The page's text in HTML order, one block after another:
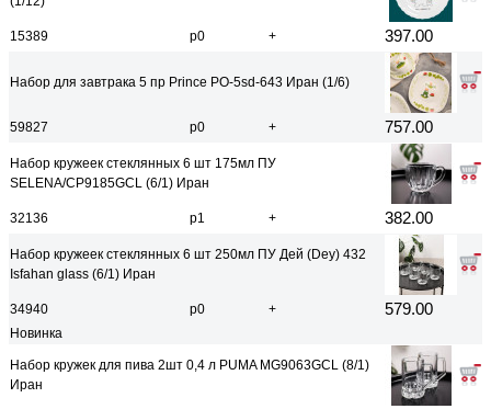
15389 р0 + 397.00
Набор для завтрака 5 пр Prince PO-5sd-643 Иран (1/6)
59827 р0 + 757.00
Набор кружеек стеклянных 6 шт 175мл ПУ
SELENA/CP9185GCL (6/1) Иран
32136 р1 + 382.00
Набор кружеек стеклянных 6 шт 250мл ПУ Дей (Dey) 432
Isfahan glass (6/1) Иран
34940 р0 + 579.00
Новинка
Набор кружек для пива 2шт 0,4 л PUMA MG9063GCL (8/1)
Иран